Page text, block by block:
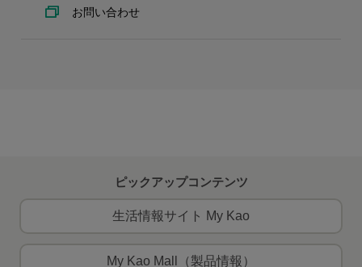
お問い合わせ
ピックアップコンテンツ
生活情報サイト My Kao
My Kao Mall（製品情報）